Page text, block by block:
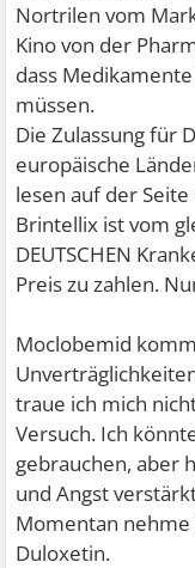
Nortrilen vom
Kino von der
dass
müssen.
Die Zulassung für
europäische
lesen auf der
Brintellix ist vom
DEUTSCHEN
Preis zu zahlen.
Moclobemid
traue ich mich
Versuch. Ich
gebrauchen, aber
und Angst
Momentan nehme
Duloxetin.